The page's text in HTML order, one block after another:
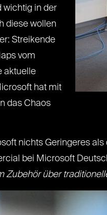
wichtig in der
diese wollen
Streikende
vom
aktuelle
hat mit
das Chaos
nichts Geringeres als
bei Microsoft
Zubehör über